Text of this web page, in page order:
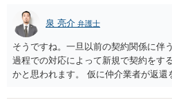
泉 亮介 弁護士
そうですね。一旦以前の契約関係に伴
過程での対応によって新規で契約をす
かと思われます。 仮に仲介業者が返